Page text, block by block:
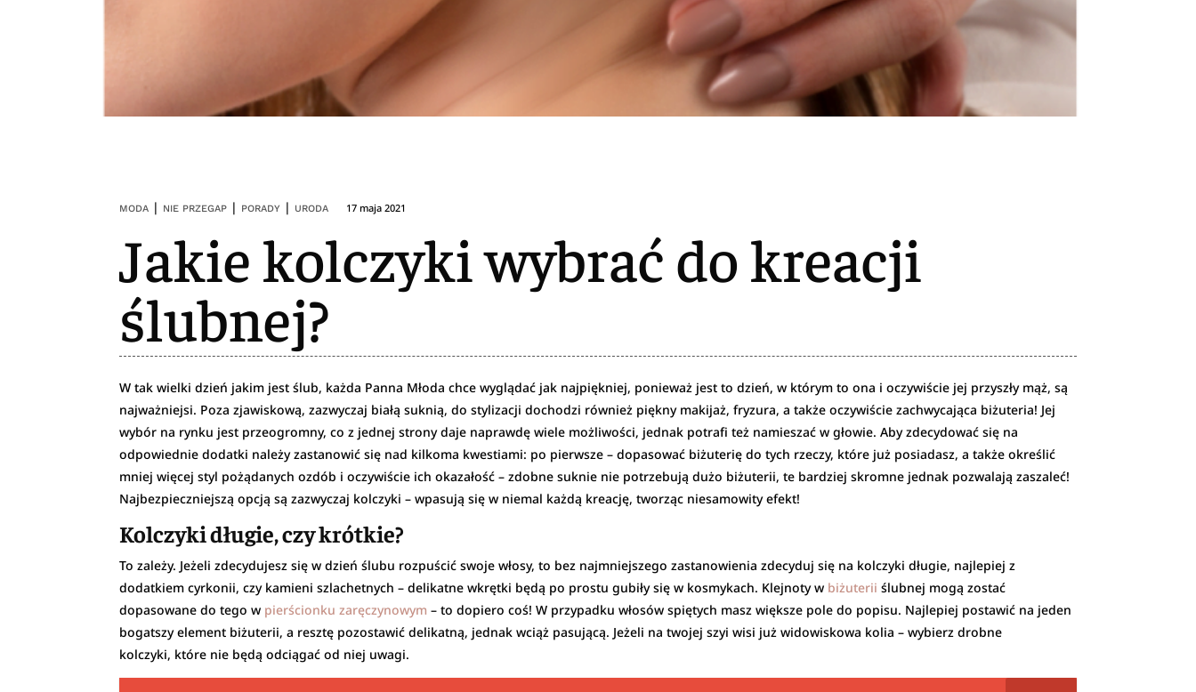
MODA | NIE PRZEGAP | PORADY | URODA 17 maja 2021
Jakie kolczyki wybrać do kreacji
ślubnej?
W tak wielki dzień jakim jest ślub, każda Panna Młoda chce wyglądać jak najpiękniej, ponieważ jest to dzień, w którym to ona i oczywiście jej przyszły mąż, są
najważniejsi. Poza zjawiskową, zazwyczaj białą suknią, do stylizacji dochodzi również piękny makijaż, fryzura, a także oczywiście zachwycająca biżuteria! Jej
wybór na rynku jest przeogromny, co z jednej strony daje naprawdę wiele możliwości, jednak potrafi też namieszać w głowie. Aby zdecydować się na
odpowiednie dodatki należy zastanowić się nad kilkoma kwestiami: po pierwsze – dopasować biżuterię do tych rzeczy, które już posiadasz, a także określić
mniej więcej styl pożądanych ozdób i oczywiście ich okazałość – zdobne suknie nie potrzebują dużo biżuterii, te bardziej skromne jednak pozwalają zaszaleć!
Najbezpieczniejszą opcją są zazwyczaj kolczyki – wpasują się w niemal każdą kreację, tworząc niesamowity efekt!
Kolczyki długie, czy krótkie?
To zależy. Jeżeli zdecydujesz się w dzień ślubu rozpuścić swoje włosy, to bez najmniejszego zastanowienia zdecyduj się na kolczyki długie, najlepiej z
dodatkiem cyrkonii, czy kamieni szlachetnych – delikatne wkrętki będą po prostu gubiły się w kosmykach. Klejnoty w biżuterii ślubnej mogą zostać
dopasowane do tego w pierścionku zaręczynowym – to dopiero coś! W przypadku włosów spiętych masz większe pole do popisu. Najlepiej postawić na jeden
bogatszy element biżuterii, a resztę pozostawić delikatną, jednak wciąż pasującą. Jeżeli na twojej szyi wisi już widowiskowa kolia – wybierz drobne
kolczyki, które nie będą odciągać od niej uwagi.